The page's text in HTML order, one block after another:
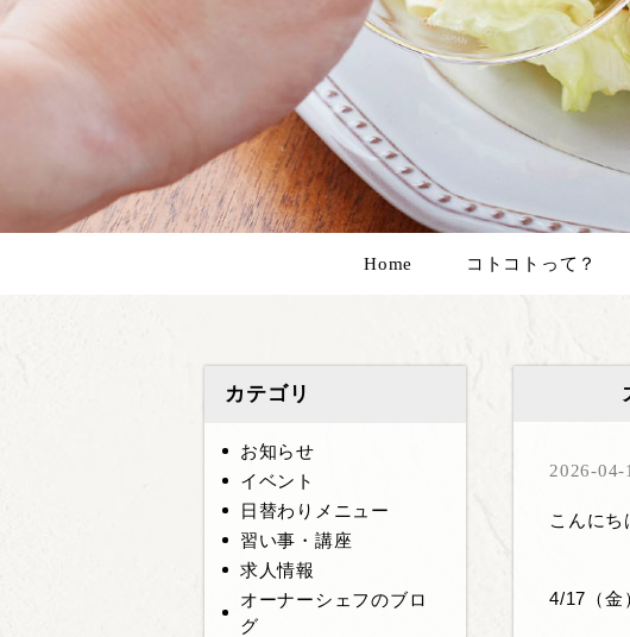
Home コトコトって？
カテゴリ
お知らせ
イベント
日替わりメニュー
習い事・講座
求人情報
オーナーシェフのブロ
グ
2026-
こんにち
4/17（金